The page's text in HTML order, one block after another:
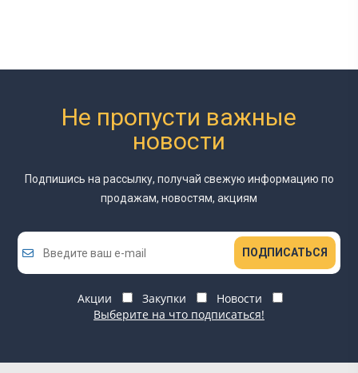
Не пропусти важные
новости
Подпишись на рассылку, получай свежую информацию по
продажам, новостям, акциям
ПОДПИСАТЬСЯ
Акции Закупки
Новости
Выберите на что подписаться!